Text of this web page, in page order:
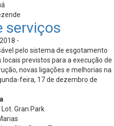
serviços
-
pelo sistema de esgotamento
previstos para a execução de
novas ligações e melhorias na
feira, 17 de dezembro de
Lot. Gran Park